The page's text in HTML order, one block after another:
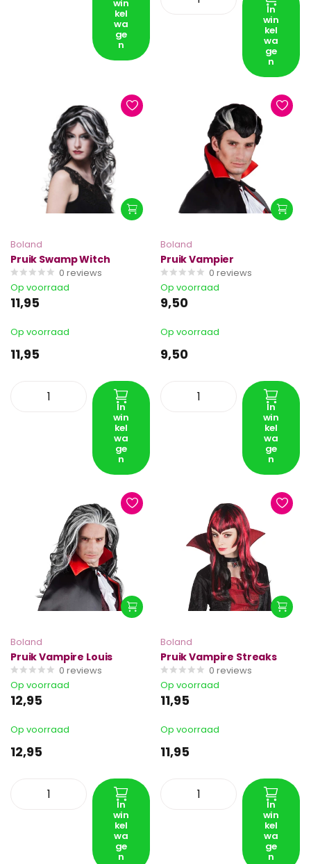
win
kel
wa
ge
n
In
win
kel
wa
ge
n
Boland
Pruik Swamp Witch
0 reviews
Op voorraad
11,95
Op voorraad
11,95
In
win
kel
wa
ge
n
Boland
Pruik Vampier
0 reviews
Op voorraad
9,50
Op voorraad
9,50
In
win
kel
wa
ge
n
Boland
Pruik Vampire Louis
0 reviews
Op voorraad
12,95
Op voorraad
12,95
In
win
kel
wa
ge
n
Boland
Pruik Vampire Streaks
0 reviews
Op voorraad
11,95
Op voorraad
11,95
In
win
kel
wa
ge
n